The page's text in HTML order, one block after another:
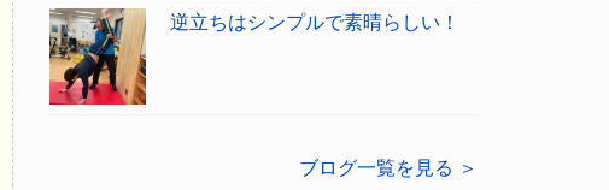
逆立ちはシンプルで素晴らしい！
ブログ一覧を見る ＞